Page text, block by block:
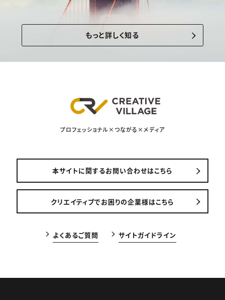
もっと詳しく知る
プロフェッショナル×つながる×メディア
本サイトに関するお問い合わせはこちら
クリエイティブでお困りの企業様はこちら
よくあるご質問 サイトガイドライン